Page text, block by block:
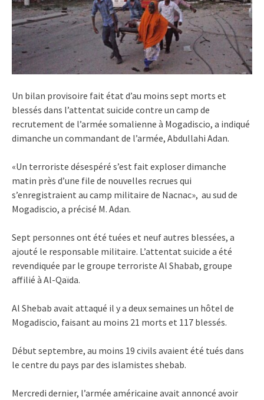
Un bilan provisoire fait état d’au moins sept morts et
blessés dans l’attentat suicide contre un camp de
recrutement de l’armée somalienne à Mogadiscio, a indiqué
dimanche un commandant de l’armée, Abdullahi Adan.
«Un terroriste désespéré s’est fait exploser dimanche
matin près d’une file de nouvelles recrues qui
s’enregistraient au camp militaire de Nacnac», au sud de
Mogadiscio, a précisé M. Adan.
Sept personnes ont été tuées et neuf autres blessées, a
ajouté le responsable militaire. L’attentat suicide a été
revendiquée par le groupe terroriste Al Shabab, groupe
affilié à Al-Qaïda.
Al Shebab avait attaqué il y a deux semaines un hôtel de
Mogadiscio, faisant au moins 21 morts et 117 blessés.
Début septembre, au moins 19 civils avaient été tués dans
le centre du pays par des islamistes shebab.
Mercredi dernier, l’armée américaine avait annoncé avoir